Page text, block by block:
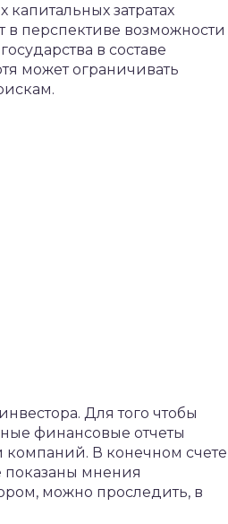
затратах
в перспективе возможности
в составе
может ограничивать
Для того чтобы
финансовые отчеты
компаний. В конечном счете
показаны мнения
можно проследить, в